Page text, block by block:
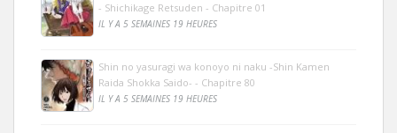
- Shichikage Retsuden - Chapitre 01
IL Y A 5 SEMAINES 19 HEURES
Shin no yasuragi wa konoyo ni naku -Shin Kamen
Raida Shokka Saido- - Chapitre 80
IL Y A 5 SEMAINES 19 HEURES